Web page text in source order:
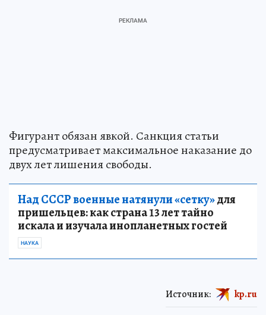
Фигурант обязан явкой. Санкция статьи
предусматривает максимальное наказание до
двух лет лишения свободы.
Над СССР военные натянули «сетку»для
пришельцев: как страна 13 лет тайно
искала и изучала инопланетных гостей
НАУКА
Источник: kp.ru